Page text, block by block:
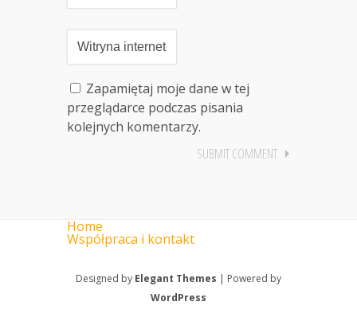
Zapamiętaj moje dane w tej
przeglądarce podczas pisania
kolejnych komentarzy.
Home
Współpraca i kontakt
Designed by Elegant Themes | Powered by
WordPress